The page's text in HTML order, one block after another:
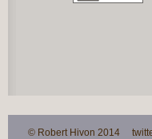
© Robert Hivon 2014